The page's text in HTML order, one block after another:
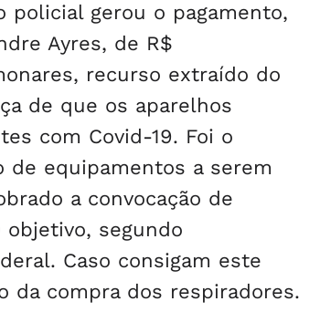
policial gerou o pagamento,
Ayres, de R$
recurso extraído do
de que os aparelhos
com Covid-19. Foi o
equipamentos a serem
a convocação de
objetivo, segundo
Caso consigam este
da compra dos respiradores.